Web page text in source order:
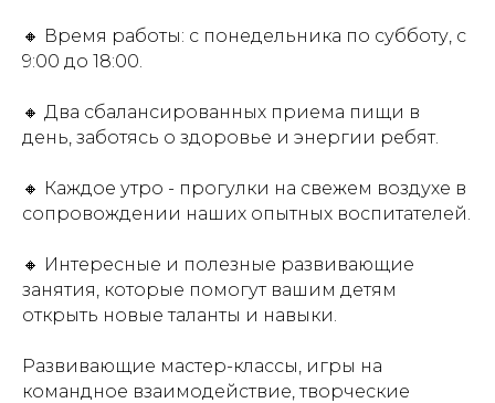
🔸 Время работы: с понедельника по субботу, с
9:00 до 18:00.
🔸 Два сбалансированных приема пищи в
день, заботясь о здоровье и энергии ребят.
🔸 Каждое утро - прогулки на свежем воздухе в
сопровождении наших опытных воспитателей.
🔸 Интересные и полезные развивающие
занятия, которые помогут вашим детям
открыть новые таланты и навыки.
Развивающие мастер-классы, игры на
командное взаимодействие, творческие